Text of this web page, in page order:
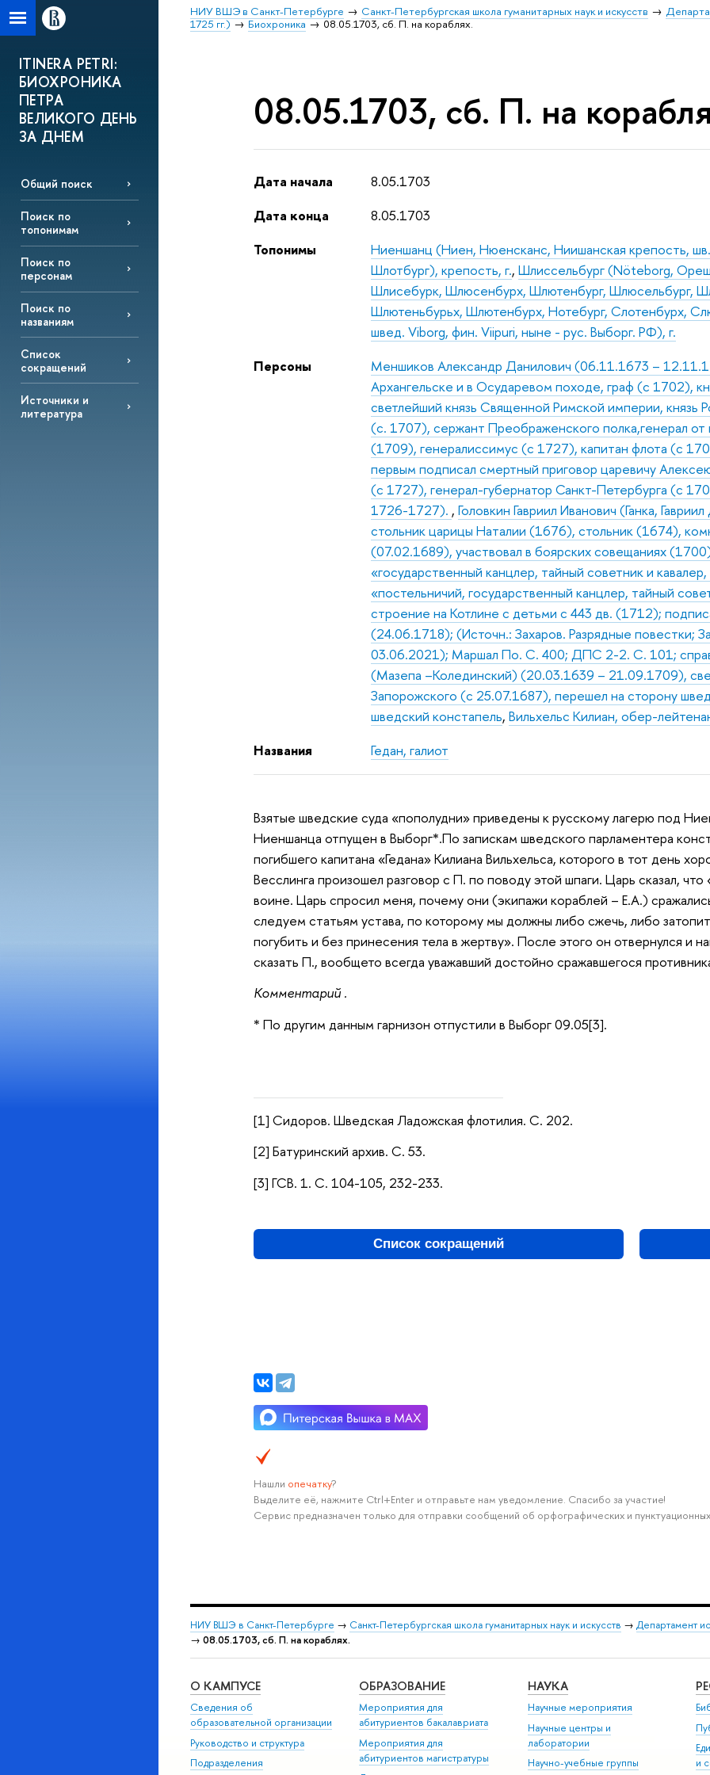
НИУ ВШЭ в Санкт-Петербурге Санкт-Петербургская школа гуманитарных наук и искусств
1725 гг.)
Биохроника 08.05.1703, сб. П. на кораблях.
ITINERA PETRI:
БИОХРОНИКА
ПЕТРА
ВЕЛИКОГО ДЕНЬ
ЗА ДНЕМ
Общий поиск
Поиск по
топонимам
Поиск по
персонам
Поиск по
названиям
Список
сокращений
Источники и
литература
08.05.1703, сб. П. на
Дата начала
8.05.1703
Дата конца
8.05.1703
Топонимы
Ниеншанц (Ниен, Нюенсканс, Ниишанская крепость,
Шлотбург), крепость, г.,Шлиссельбург (Nöteborg,
Шлисебурк, Шлюсенбурх, Шлютенбург, Шлюсельбург,
Шлютеньбурьх, Шлютенбурх, Нотебург, Слотенбурх,
швед. Viborg, фин. Viipuri, ныне - рус. Выборг. РФ), г.
Персоны
Меншиков Александр Данилович (06.11.1673 –
Архангельске и в Осударевом походе, граф (с 1702),
светлейший князь Священной Римской империи, князь
(с. 1707), сержант Преображенского полка,генерал
(1709), генералиссимус (с 1727), капитан флота (с
первым подписал смертный приговор царевичу
(с 1727), генерал-губернатор Санкт-Петербурга (с
1726-1727). ,Головкин Гавриил Иванович (Ганка,
стольник царицы Наталии (1676), стольник (1674),
(07.02.1689), участвовал в боярских совещаниях
«государственный канцлер, тайный советник и
«постельничий, государственный канцлер, тайный
строение на Котлине с детьми с 443 дв. (1712);
(24.06.1718); (Источн.: Захаров. Разрядные повестки;
03.06.2021); Маршал По. С. 400; ДПС 2-2. С. 101;
(Мазепа –Колединский) (20.03.1639 – 21.09.1709),
Запорожского (с 25.07.1687), перешел на сторону
шведский констапель,Вильхельс Килиан, обер-
Названия
Гедан, галиот
Взятые шведские суда «пополудни» приведены к русскому лагерю под
Ниеншанца отпущен в Выборг*.По запискам шведского парламентера
погибшего капитана «Гедана» Килиана Вильхельса, которого в тот день
Весслинга произошел разговор с П. по поводу этой шпаги. Царь сказал,
воине. Царь спросил меня, почему они (экипажи кораблей – Е.А.)
следуем статьям устава, по которому мы должны либо сжечь, либо
погубить и без принесения тела в жертву». После этого он отвернулся и
сказать П., вообщето всегда уважавший достойно сражавшегося
Комментарий .
* По другим данным гарнизон отпустили в Выборг 09.05[3].
[1] Сидоров. Шведская Ладожская флотилия. С. 202.
[2] Батуринский архив. С. 53.
[3] ГСВ. 1. С. 104-105, 232-233.
Список сокращений
Нашли опечатку?
Выделите её, нажмите Ctrl+Enter и отправьте нам уведомление. Спасибо за участие!
Сервис предназначен только для отправки сообщений об орфографических и
НИУ ВШЭ в Санкт-Петербурге → Санкт-Петербургская школа гуманитарных наук и искусств → Департамент
→ 08.05.1703, сб. П. на кораблях.
О КАМПУСЕ
Сведения об
образовательной организации
Руководство и структура
Подразделения
ОБРАЗОВАНИЕ
Мероприятия для
абитуриентов бакалавриата
Мероприятия для
абитуриентов магистратуры
НАУКА
Научные мероприятия
Научные центры и
лаборатории
Научно-учебные группы
и